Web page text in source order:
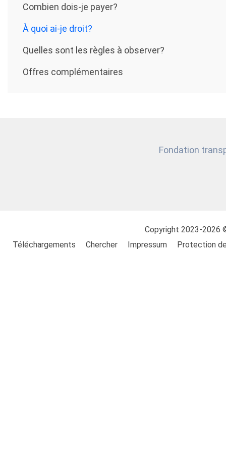
Combien dois-je payer?
À quoi ai-je droit?
Quelles sont les règles à observer?
Offres complémentaires
Fondation
Copyright 2023-
Téléchargements
Chercher Impressum Protection